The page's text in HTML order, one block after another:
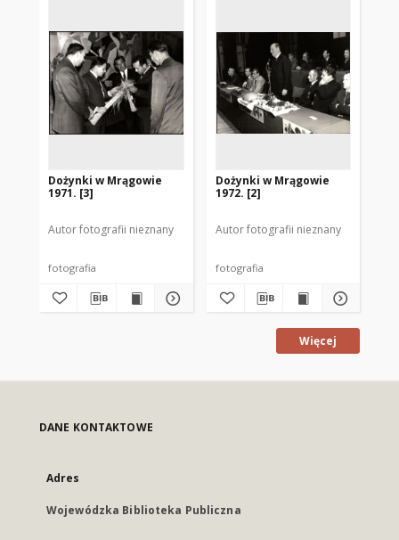
Dożynki w Mrągowie
1971. [3]
Autor fotografii nieznany
fotografia
Dożynki w Mrągowie
1972. [2]
Autor fotografii nieznany
fotografia
Więcej
DANE KONTAKTOWE
Adres
Wojewódzka Biblioteka Publiczna